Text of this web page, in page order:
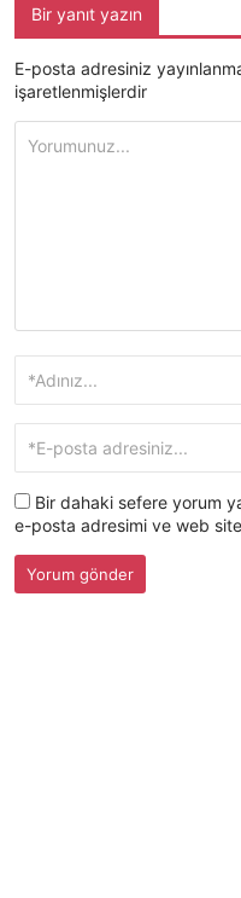
Bir yanıt yazın
E-posta adresiniz
işaretlenmişlerdir
Bir dahaki sefere yorum
e-posta adresimi ve web